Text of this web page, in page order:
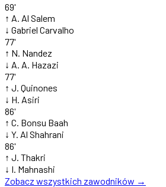
69'
↑ A. Al Salem
↓ Gabriel Carvalho
77'
↑ N. Nandez
↓ A. A. Hazazi
77'
↑ J. Quinones
↓ H. Asiri
86'
↑ C. Bonsu Baah
↓ Y. Al Shahrani
86'
↑ J. Thakri
↓ I. Mahnashi
Zobacz wszystkich zawodników →